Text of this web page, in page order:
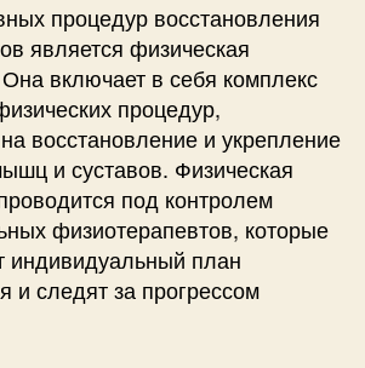
процедур восстановления
является физическая
включает в себя комплекс
процедур,
восстановление и укрепление
и суставов. Физическая
под контролем
физиотерапевтов, которые
индивидуальный план
и следят за прогрессом